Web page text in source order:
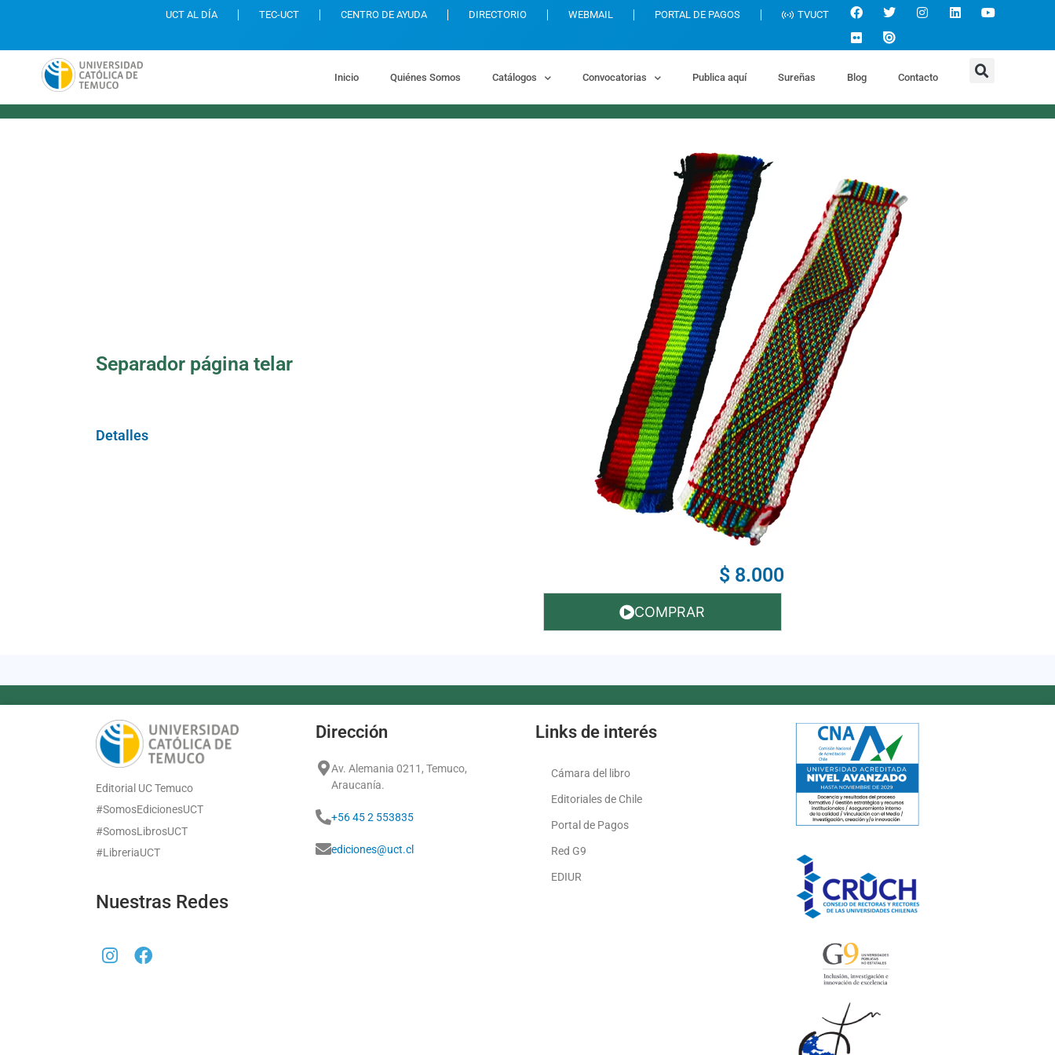
UCT AL DÍA TEC-UCT CENTRO DE AYUDA DIRECTORIO WEBMAIL PORTAL DE PAGOS TVUCT
Inicio Quiénes Somos Catálogos Convocatorias Publica aquí Sureñas Blog Contacto
Separador página telar
Detalles
$ 8.000
COMPRAR
Editorial UC Temuco
#SomosEdicionesUCT
#SomosLibrosUCT
#LibreriaUCT
Nuestras Redes
Dirección
Av. Alemania 0211, Temuco,
Araucanía.
+56 45 2 553835
ediciones@uct.cl
Links de interés
Cámara del libro
Editoriales de Chile
Portal de Pagos
Red G9
EDIUR